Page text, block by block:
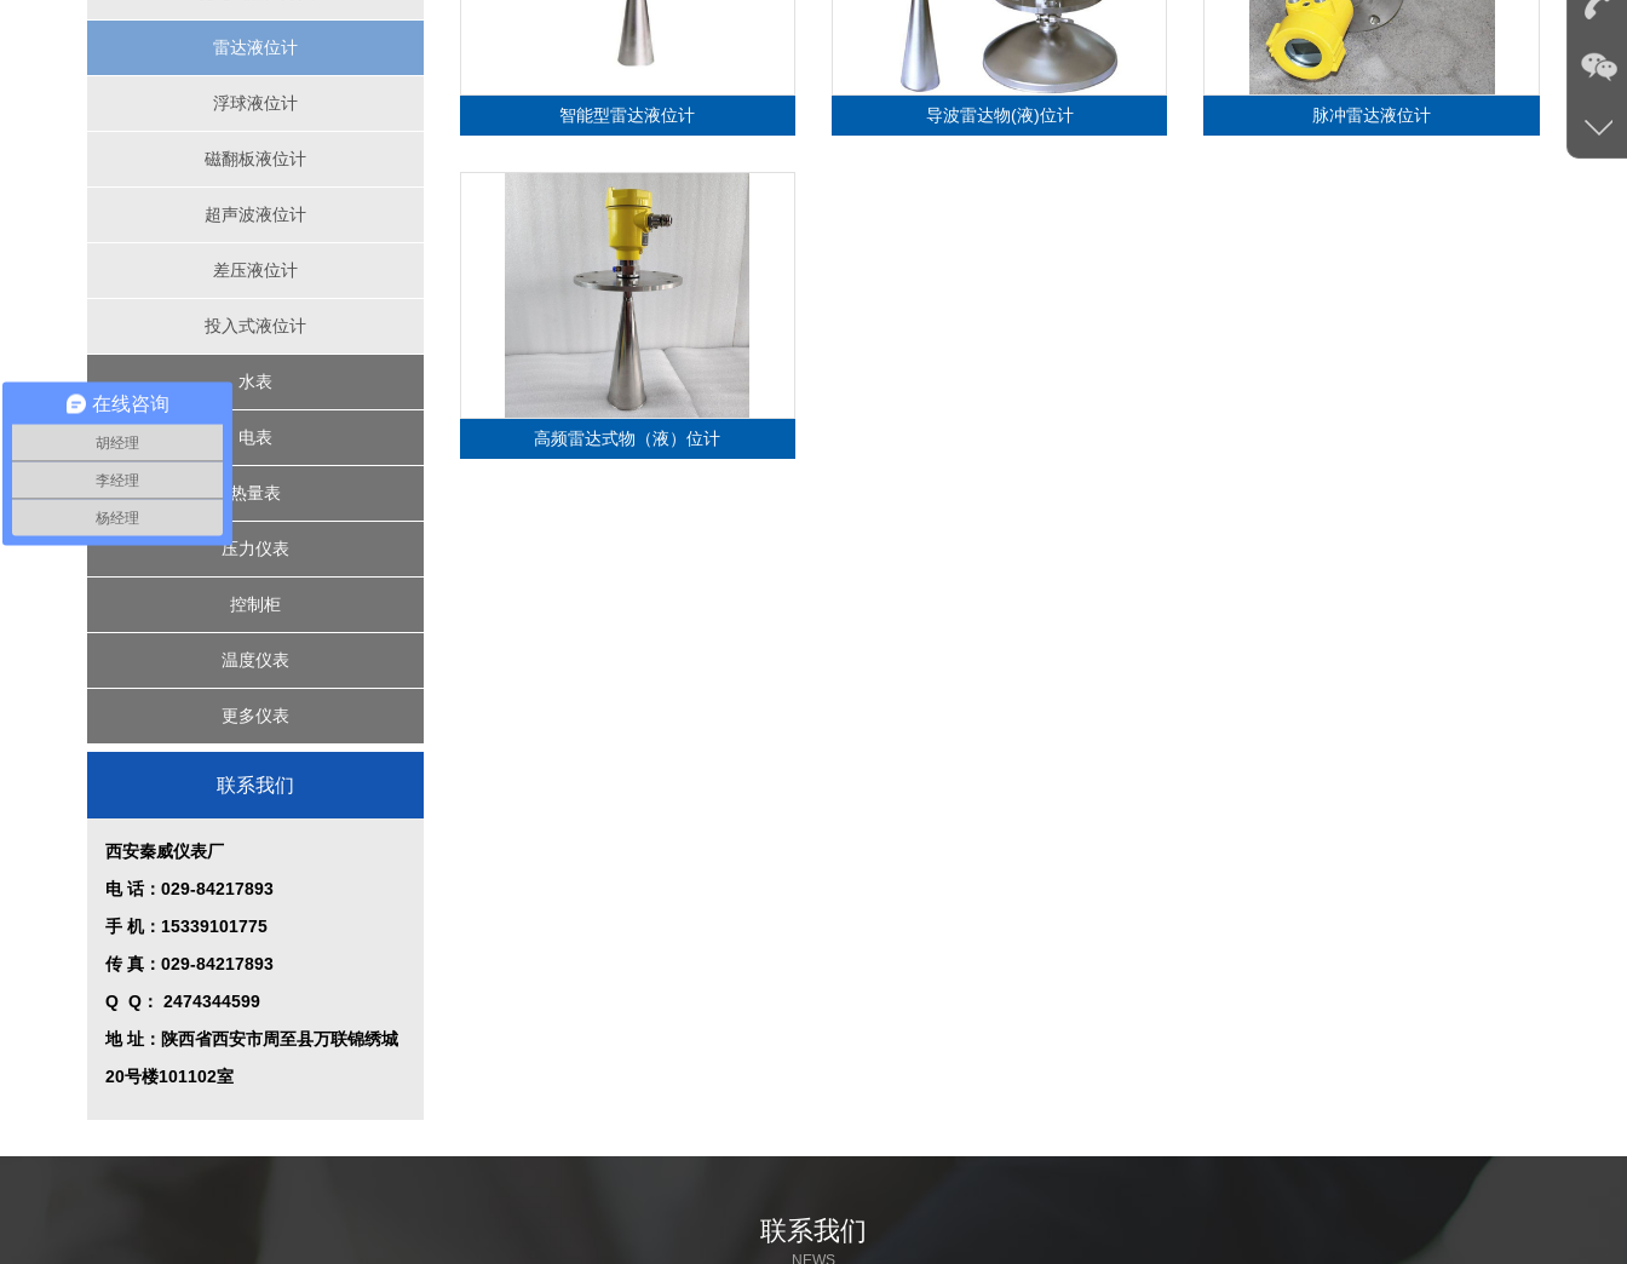
腰轮流量计
椭圆齿轮流量计
涡轮流量计
节流装置
涡街流量计
电磁流量计
雷达液位计
浮球液位计
磁翻板液位计
超声波液位计
差压液位计
投入式液位计
水表
水控机
远传水表
IC卡智能水表
机械式水表
电表
三相电表
单相电表
一卡通水电表
热量表
机械式热量表
IC卡预付费热量表
超声波热量表
压力仪表
压力表
精密数字压力计
压力变送器
控制柜
智能压力控制器
楼宇控制系统
植物油智能定量装车系统
控制系统
温度仪表
更多仪表
过程校验仪
联系我们
西安秦威仪表厂
电 话：029-84217893
手 机：15339101775
传 真：029-84217893
Q Q ： 2474344599
地 址：陕西省西安市周至县万联锦绣城
20号楼101102室
智能型雷达液位计 导波雷达物(液)位计 脉冲雷达液位计
高频雷达式物（液）位计
联系我们
在线咨询
胡经理
李经理
杨经理